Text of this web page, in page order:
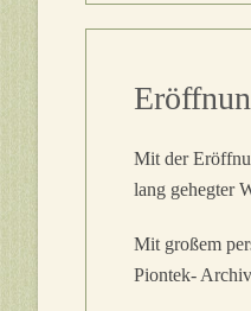
Mit der
lang gehegter
Mit großem
Piontek-